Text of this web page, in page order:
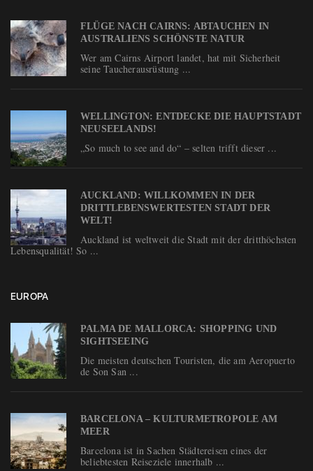
FLÜGE NACH CAIRNS: ABTAUCHEN IN
AUSTRALIENS SCHÖNSTE NATUR
Wer am Cairns Airport landet, hat mit Sicherheit
seine Taucherausrüstung ...
WELLINGTON: ENTDECKE DIE HAUPTSTADT
NEUSEELANDS!
„So much to see and do“ – selten trifft dieser ...
AUCKLAND: WILLKOMMEN IN DER
DRITTLEBENSWERTESTEN STADT DER
WELT!
Auckland ist weltweit die Stadt mit der dritthöchsten
Lebensqualität! So ...
EUROPA
PALMA DE MALLORCA: SHOPPING UND
SIGHTSEEING
Die meisten deutschen Touristen, die am Aeropuerto
de Son San ...
BARCELONA – KULTURMETROPOLE AM
MEER
Barcelona ist in Sachen Städtereisen eines der
beliebtesten Reiseziele innerhalb ...